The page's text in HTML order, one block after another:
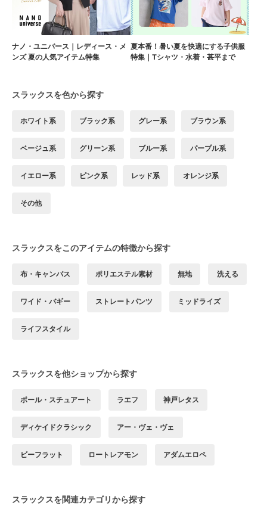
ナノ・ユニバース｜レディース・メ
ンズ 夏の人気アイテム特集
夏本番！暑い夏を快適にする子供服
特集｜Tシャツ・水着・甚平まで
スラックスを色から探す
ホワイト系 ブラック系 グレー系 ブラウン系
ベージュ系 グリーン系 ブルー系 パープル系
イエロー系 ピンク系 レッド系 オレンジ系
その他
スラックスをこのアイテムの特徴から探す
布・キャンバス ポリエステル素材 無地 洗える
ワイド・バギー ストレートパンツ ミッドライズ
ライフスタイル
スラックスを他ショップから探す
ポール・スチュアート ラエフ 神戸レタス
ディケイドクラシック アー・ヴェ・ヴェ
ビーフラット ロートレアモン アダムエロペ
スラックスを関連カテゴリから探す